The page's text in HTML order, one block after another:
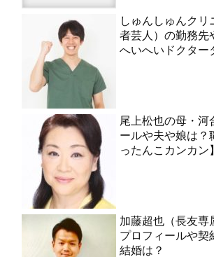
しゅんしゅんクリ
者芸人）の勤務先
へいへいドクター
尾上松也の母・河
ールや夫や娘は？
ったんこカンカン】
加藤超也（長友専
プロフィールや契
結婚は？